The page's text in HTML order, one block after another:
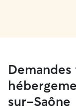
sur-Saône